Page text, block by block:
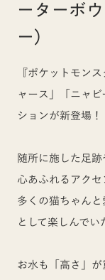
ーターボ
ー）
『ポケットモン
ャース」「ニャ
ションが新登場！
随所に施した足
心あふれるアクセ
多くの猫ちゃん
として楽しんでい
お水も「高さ」が